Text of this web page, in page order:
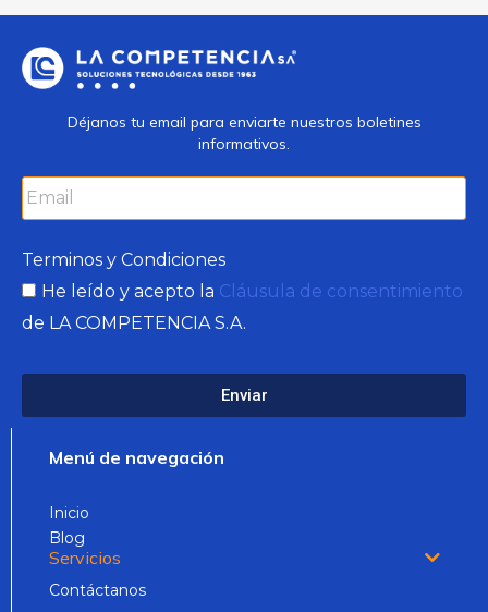
Déjanos tu email para enviarte nuestros boletines
informativos.
Terminos y Condiciones
He leído y acepto la Cláusula de consentimiento
de LA COMPETENCIA S.A.
Enviar
Menú de navegación
Inicio
Blog
Servicios
Contáctanos